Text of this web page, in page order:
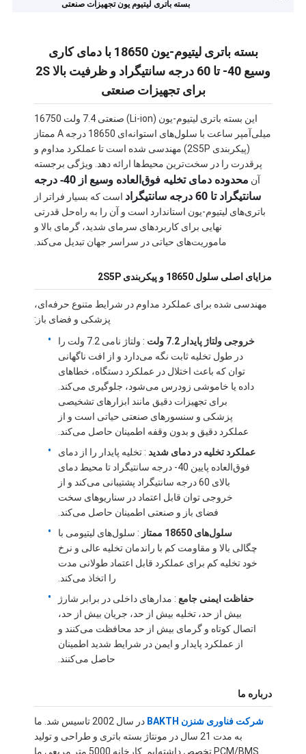
محصولات
بسته باتری لیتیوم یون تجهیزات صنعتی
بسته باتری لیتیوم-یون 18650 با دمای کاری
وسیع 40- تا 60 درجه سانتیگراد و ظرفیت بالا 2S
برای تجهیزات صنعتی
این بسته باتری لیتیوم-یون (Li-ion) صنعتی 7.4 ولت 16750
میلی‌آمپر ساعت با سلول‌های استوانه‌ای 18650 درجه A ممتاز
(پیکربندی 2S5P) مهندسی شده است تا عملکرد مداوم و
پرقدرت را در سخت‌ترین محیط‌ها ارائه دهد. ویژگی برجسته
آن
محدوده دمای تخلیه فوق‌العاده وسیع از 40- درجه
سانتیگراد تا 60 درجه سانتیگراد
است که بسیار فراتر از
باتری‌های لیتیوم-یون استاندارد است و آن را به راه‌حل قدرتی
نهایی برای کاربردهای سرمای شدید، گرمای بالا و
ماموریت‌های حیاتی در سراسر جهان تبدیل می‌کند.
مزایای اصلی سلول 18650 و پیکربندی 2S5P
مهندسی شده برای عملکرد مداوم در شرایط متنوع حرفه‌ای،
پزشکی و فضای باز:
خروجی ولتاژ پایدار 7.2 ولت
: ولتاژ نامی 7.2 ولت را
در طول تخلیه ثابت نگه می‌دارد و از افت ناگهانی
توان که باعث اختلال در عملکرد دستگاه، خطاهای
داده یا خاموشی زودرس می‌شود، جلوگیری می‌کند.
برای تجهیزات دقیق مانند ابزارهای تشخیصی
پزشکی و سنسورهای صنعتی حیاتی است و از
عملکرد دقیق و بدون وقفه اطمینان حاصل می‌کند.
عملکرد تخلیه در دمای شدید: تخلیه پایدار را از دمای
فوق‌العاده پایین 40- درجه سانتیگراد تا محیط دمای
بالای 60 درجه سانتیگراد پشتیبانی می‌کند و از
خروجی توان قابل اعتماد در سناریوهای سخت
فضای باز و صنعتی اطمینان حاصل می‌کند.
سلول‌های 18650 ممتاز
: سلول‌های لیتیومی با
چگالی بالا و مقاومت کم با راندمان تخلیه عالی و نرخ
خود تخلیه کم برای عملکرد قابل اعتماد طولانی مدت
را اتخاذ می‌کند.
حفاظت ایمنی جامع : مدارهای داخلی در برابر شارژ
بیش از حد، تخلیه بیش از حد، جریان بیش از حد،
اتصال کوتاه و گرمای بیش از حد محافظت می‌کنند و
از عملکرد پایدار و ایمن در شرایط شدید اطمینان
حاصل می‌کنند.
درباره ما
شرکت فناوری شنزن BAKTH
در سال 2002 تاسیس شد. ما
به مدت 21 سال در مونتاژ بسته باتری و طراحی و تولید
PCM/BMS تخصص داشته‌ایم. کارخانه 5000 متر مربعی ما